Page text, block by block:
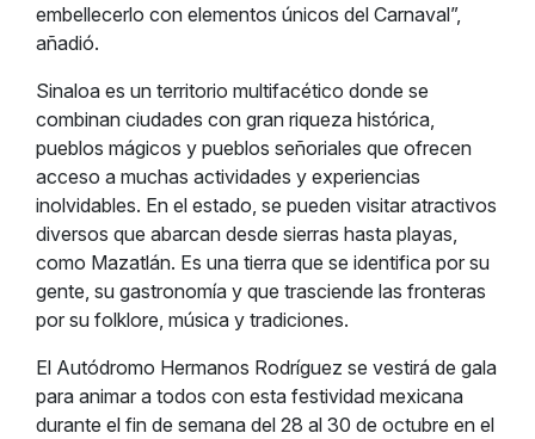
embellecerlo con elementos únicos del Carnaval”,
añadió.
Sinaloa es un territorio multifacético donde se
combinan ciudades con gran riqueza histórica,
pueblos mágicos y pueblos señoriales que ofrecen
acceso a muchas actividades y experiencias
inolvidables. En el estado, se pueden visitar atractivos
diversos que abarcan desde sierras hasta playas,
como Mazatlán. Es una tierra que se identifica por su
gente, su gastronomía y que trasciende las fronteras
por su folklore, música y tradiciones.
El Autódromo Hermanos Rodríguez se vestirá de gala
para animar a todos con esta festividad mexicana
durante el fin de semana del 28 al 30 de octubre en el